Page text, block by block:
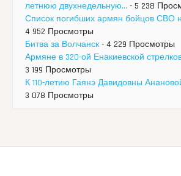
летнюю двухнедельную... - 5 238
Список погибших армян бойцов СВО
4 952 Просмотры
Битва за Волчанск - 4 229 Просмотры
Армяне в 320-ой Енакиевской
3 199 Просмотры
К 110-летию Гаянэ Давидовны
3 078 Просмотры